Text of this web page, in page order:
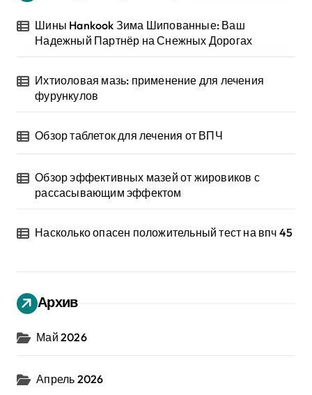
Шины Hankook Зима Шипованные: Ваш
Надежный Партнёр на Снежных Дорогах
Ихтиоловая мазь: применение для лечения
фурункулов
Обзор таблеток для лечения от ВПЧ
Обзор эффективных мазей от жировиков с
рассасывающим эффектом
Насколько опасен положительный тест на впч 45
Архив
Май 2026
Апрель 2026